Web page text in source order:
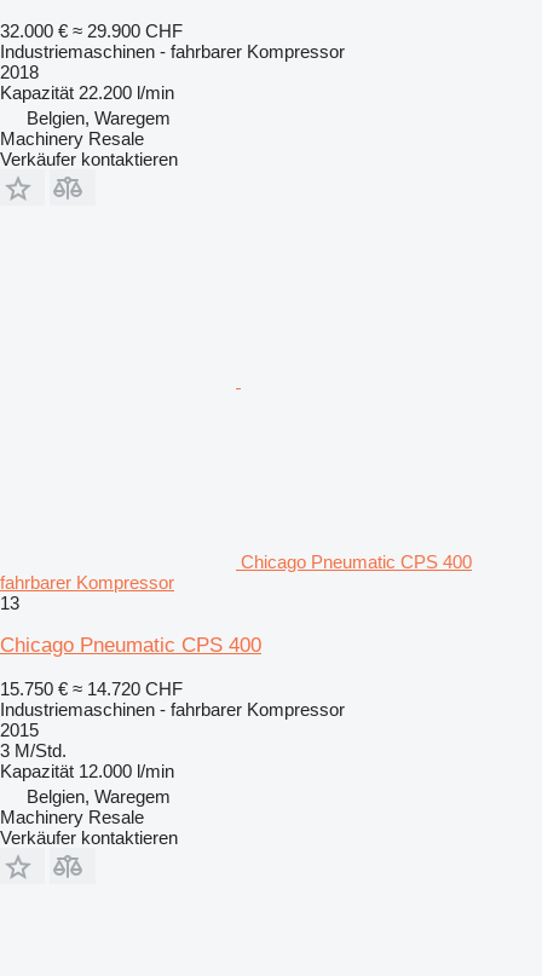
32.000 € ≈ 29.900 CHF
Industriemaschinen - fahrbarer Kompressor
2018
Kapazität 22.200 l/min
Belgien, Waregem
Machinery Resale
Verkäufer kontaktieren
Chicago Pneumatic CPS 400
fahrbarer Kompressor
13
Chicago Pneumatic CPS 400
15.750 € ≈ 14.720 CHF
Industriemaschinen - fahrbarer Kompressor
2015
3 M/Std.
Kapazität 12.000 l/min
Belgien, Waregem
Machinery Resale
Verkäufer kontaktieren